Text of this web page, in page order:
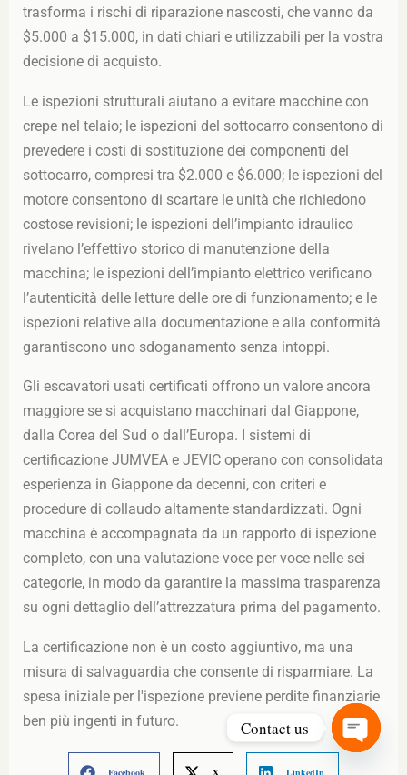
trasforma i rischi di riparazione nascosti, che vanno da
$5.000 a $15.000, in dati chiari e utilizzabili per la vostra
decisione di acquisto.
Le ispezioni strutturali aiutano a evitare macchine con
crepe nel telaio; le ispezioni del sottocarro consentono di
prevedere i costi di sostituzione dei componenti del
sottocarro, compresi tra $2.000 e $6.000; le ispezioni del
motore consentono di scartare le unità che richiedono
costose revisioni; le ispezioni dell’impianto idraulico
rivelano l’effettivo storico di manutenzione della
macchina; le ispezioni dell’impianto elettrico verificano
l’autenticità delle letture delle ore di funzionamento; e le
ispezioni relative alla documentazione e alla conformità
garantiscono uno sdoganamento senza intoppi.
Gli escavatori usati certificati offrono un valore ancora
maggiore se si acquistano macchinari dal Giappone,
dalla Corea del Sud o dall’Europa. I sistemi di
certificazione JUMVEA e JEVIC operano con consolidata
esperienza in Giappone da decenni, con criteri e
procedure di collaudo altamente standardizzati. Ogni
macchina è accompagnata da un rapporto di ispezione
completo, con una valutazione voce per voce nelle sei
categorie, in modo da garantire la massima trasparenza
su ogni dettaglio dell’attrezzatura prima del pagamento.
La certificazione non è un costo aggiuntivo, ma una
misura di salvaguardia che consente di risparmiare. La
spesa iniziale per l'ispezione previene perdite finanziarie
ben più ingenti in futuro.
Facebook X LinkedIn
Contact us
Open